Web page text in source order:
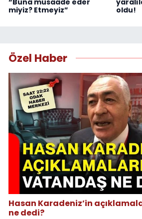
miyiz? Etmeyiz”
oldu!
Özel Haber
Hasan Karadeniz’in
ne dedi?